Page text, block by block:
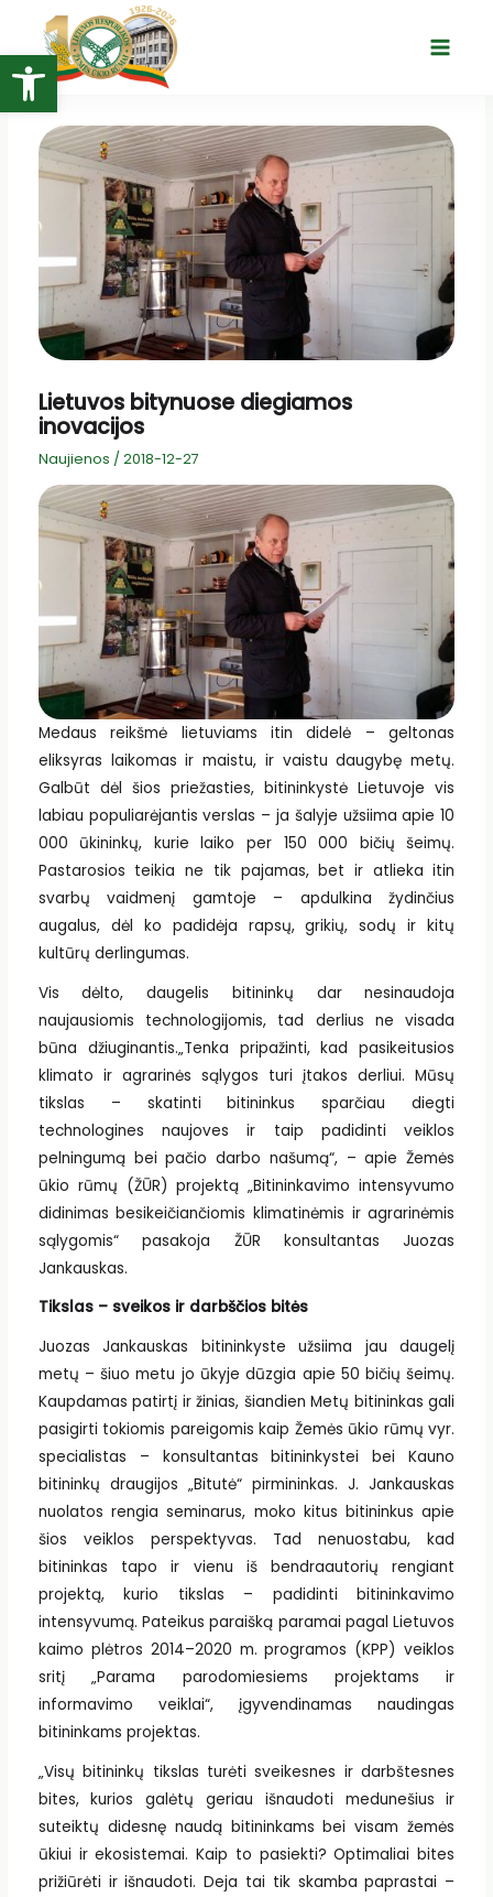
Open toolbar
turinio
Main
Lietuvos bitynuose diegiamos
inovacijos
Naujienos / 2018-12-27
Medaus reikšmė lietuviams itin didelė – geltonas
eliksyras laikomas ir maistu, ir vaistu daugybę metų.
Galbūt dėl šios priežasties, bitininkystė Lietuvoje vis
labiau populiarėjantis verslas – ja šalyje užsiima apie 10
000 ūkininkų, kurie laiko per 150 000 bičių šeimų.
Pastarosios teikia ne tik pajamas, bet ir atlieka itin
svarbų vaidmenį gamtoje – apdulkina žydinčius
augalus, dėl ko padidėja rapsų, grikių, sodų ir kitų
kultūrų derlingumas.
Vis dėlto, daugelis bitininkų dar nesinaudoja
naujausiomis technologijomis, tad derlius ne visada
būna džiuginantis.„Tenka pripažinti, kad pasikeitusios
klimato ir agrarinės sąlygos turi įtakos derliui. Mūsų
tikslas – skatinti bitininkus sparčiau diegti
technologines naujoves ir taip padidinti veiklos
pelningumą bei pačio darbo našumą“, – apie Žemės
ūkio rūmų (ŽŪR) projektą „Bitininkavimo intensyvumo
didinimas besikeičiančiomis klimatinėmis ir agrarinėmis
sąlygomis“ pasakoja ŽŪR konsultantas Juozas
Jankauskas.
Tikslas – sveikos ir darbščios bitės
Juozas Jankauskas bitininkyste užsiima jau daugelį
metų – šiuo metu jo ūkyje dūzgia apie 50 bičių šeimų.
Kaupdamas patirtį ir žinias, šiandien Metų bitininkas gali
pasigirti tokiomis pareigomis kaip Žemės ūkio rūmų vyr.
specialistas – konsultantas bitininkystei bei Kauno
bitininkų draugijos „Bitutė“ pirmininkas. J. Jankauskas
nuolatos rengia seminarus, moko kitus bitininkus apie
šios veiklos perspektyvas. Tad nenuostabu, kad
bitininkas tapo ir vienu iš bendraautorių rengiant
projektą, kurio tikslas – padidinti bitininkavimo
intensyvumą. Pateikus paraišką paramai pagal Lietuvos
kaimo plėtros 2014–2020 m. programos (KPP) veiklos
sritį „Parama parodomiesiems projektams ir
informavimo veiklai“, įgyvendinamas naudingas
bitininkams projektas.
„Visų bitininkų tikslas turėti sveikesnes ir darbštesnes
bites, kurios galėtų geriau išnaudoti medunešius ir
suteiktų didesnę naudą bitininkams bei visam žemės
ūkiui ir ekosistemai. Kaip to pasiekti? Optimaliai bites
prižiūrėti ir išnaudoti. Deja tai tik skamba paprastai –